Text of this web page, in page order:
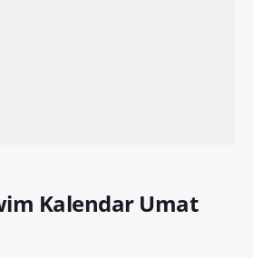
Kalendar Umat